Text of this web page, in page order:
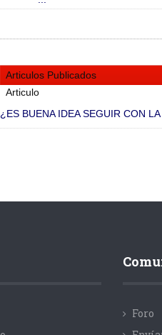
Articulos Publicados
Articulo
¿ES BUENA IDEA SEGUIR CON
Foro